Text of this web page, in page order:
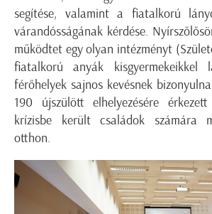
segítése, valamint a fiatalkorú
várandósságának kérdése.
működtet egy olyan intézményt
fiatalkorú anyák
férőhelyek sajnos kevésnek
190 újszülött elhelyezésére
krízisbe került családok számára
otthon.